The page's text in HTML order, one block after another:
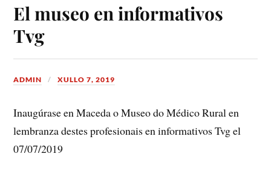
El museo en informativos
Tvg
ADMIN XULLO 7, 2019
Inaugúrase en Maceda o Museo do Médico Rural en
lembranza destes profesionais en informativos Tvg el
07/07/2019